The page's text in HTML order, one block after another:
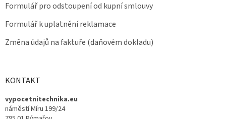
Formulář pro odstoupení od kupní smlouvy
Formulář k uplatnění reklamace
Změna údajů na faktuře (daňovém dokladu)
KONTAKT
vypocetnitechnika.eu
náměstí Míru 199/24